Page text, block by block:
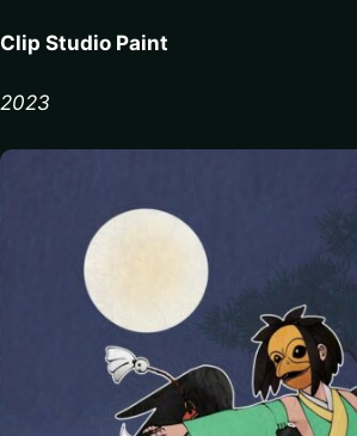
Clip Studio Paint
2023